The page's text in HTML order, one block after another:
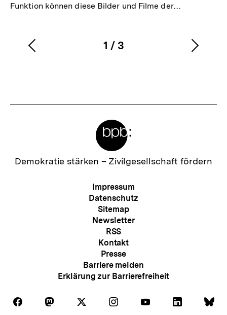
Funktion können diese Bilder und Filme der…
Karussellinhalt
1
von
/ 3
Vorherigen
Zur
Demokratie stärken – Zivilgesellschaft fördern
Meta-
Navigation
Impressum
Datenschutz
Sitemap
Newsletter
RSS
Kontakt
Presse
Barriere melden
Erklärung zur Barrierefreiheit
Folgen
Auf
Folgen Folgen Folgen
Auf
Folgen Folgen